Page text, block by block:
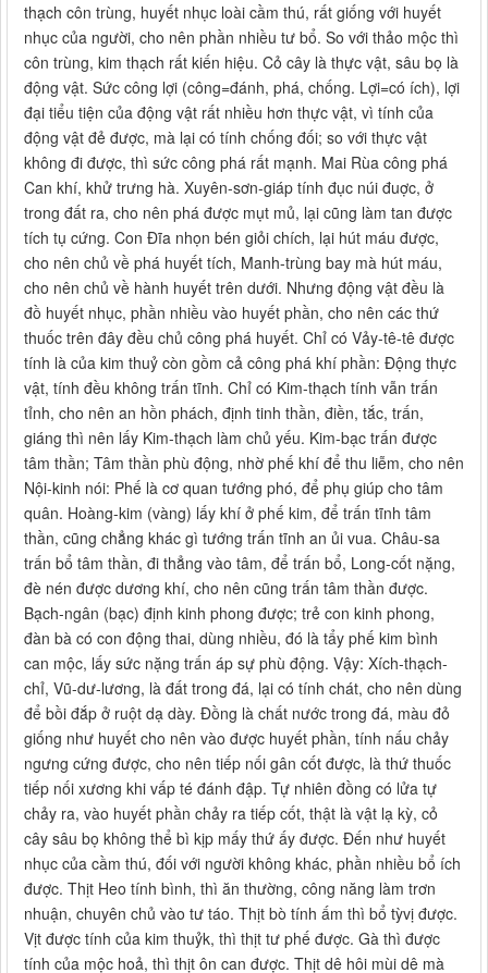
thạch côn trùng, huyết nhục loài cầm thú, rất giống với huyết
nhục của người, cho nên phần nhiều tư bổ. So với thảo mộc thì
côn trùng, kim thạch rất kiến hiệu. Cỏ cây là thực vật, sâu bọ là
động vật. Sức công lợi (công=đánh, phá, chống. Lợi=có ích), lợi
đại tiểu tiện của động vật rất nhiều hơn thực vật, vì tính của
động vật đẻ được, mà lại có tính chống đối; so với thực vật
không đi được, thì sức công phá rất mạnh. Mai Rùa công phá
Can khí, khử trưng hà. Xuyên-sơn-giáp tính đục núi đuợc, ở
trong đất ra, cho nên phá được mụt mủ, lại cũng làm tan được
tích tụ cứng. Con Đĩa nhọn bén giỏi chích, lại hút máu được,
cho nên chủ về phá huyết tích, Manh-trùng bay mà hút máu,
cho nên chủ về hành huyết trên dưới. Nhưng động vật đều là
đồ huyết nhục, phần nhiều vào huyết phần, cho nên các thứ
thuốc trên đây đều chủ công phá huyết. Chỉ có Vảy-tê-tê được
tính là của kim thuỷ còn gồm cả công phá khí phần: Động thực
vật, tính đều không trấn tĩnh. Chỉ có Kim-thạch tính vẫn trấn
tỉnh, cho nên an hồn phách, định tinh thần, điền, tắc, trấn,
giáng thì nên lấy Kim-thạch làm chủ yếu. Kim-bạc trấn được
tâm thần; Tâm thần phù động, nhờ phế khí để thu liễm, cho nên
Nội-kinh nói: Phế là cơ quan tướng phó, để phụ giúp cho tâm
quân. Hoàng-kim (vàng) lấy khí ở phế kim, để trấn tĩnh tâm
thần, cũng chẳng khác gì tướng trấn tĩnh an ủi vua. Châu-sa
trấn bổ tâm thần, đi thẳng vào tâm, để trấn bổ, Long-cốt nặng,
đè nén được dương khí, cho nên cũng trấn tâm thần được.
Bạch-ngân (bạc) định kinh phong được; trẻ con kinh phong,
đàn bà có con động thai, dùng nhiều, đó là tẩy phế kim bình
can mộc, lấy sức nặng trấn áp sự phù động. Vậy: Xích-thạch-
chỉ, Vũ-dư-lương, là đất trong đá, lại có tính chát, cho nên dùng
để bồi đắp ở ruột dạ dày. Đồng là chất nước trong đá, màu đỏ
giống như huyết cho nên vào được huyết phần, tính nấu chảy
ngưng cứng được, cho nên tiếp nối gân cốt được, là thứ thuốc
tiếp nối xương khi vấp té đánh đập. Tự nhiên đồng có lửa tự
chảy ra, vào huyết phần chảy ra tiếp cốt, thật là vật lạ kỳ, cỏ
cây sâu bọ không thể bì kịp mấy thứ ấy được. Đến như huyết
nhục của cầm thú, đối với người không khác, phần nhiều bổ ích
được. Thịt Heo tính bình, thì ăn thường, công năng làm trơn
nhuận, chuyên chủ vào tư táo. Thịt bò tính ấm thì bổ tỳvị được.
Vịt được tính của kim thuỷk, thì thịt tư phế được. Gà thì được
tính của mộc hoả, thì thịt ôn can được. Thịt dê hôi mùi dê mà